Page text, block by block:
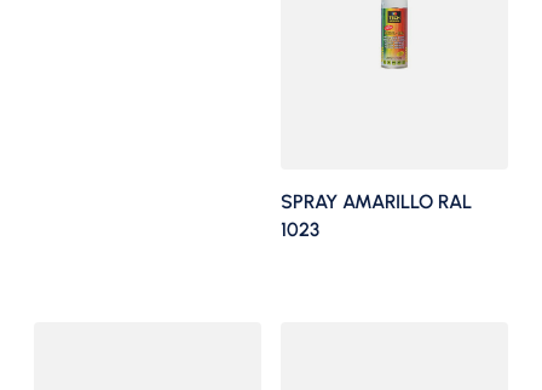
SPRAY AMARILLO RAL
1023